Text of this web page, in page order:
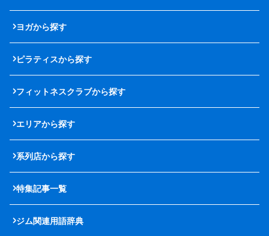
ヨガから探す
ピラティスから探す
フィットネスクラブから探す
エリアから探す
系列店から探す
特集記事一覧
ジム関連用語辞典